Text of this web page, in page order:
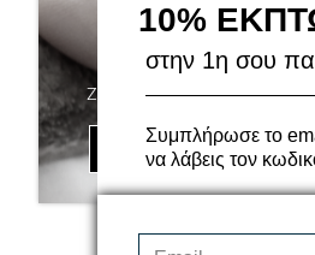
ΖΗΤΗΣΤΕ
Ζήτησε μια προσφορά γι
ΖΗΤΗΣΤΕ ΠΡΟΣΦΟΡΑ
10%
στην 1η σου
Συμπλήρωσε το
να λάβεις τον